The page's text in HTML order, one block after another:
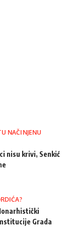
NAČINJENU
nisu krivi, Senkić
Grada